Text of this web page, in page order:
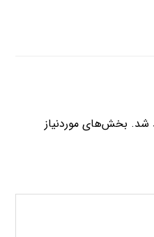
شد. بخش‌های موردنیاز